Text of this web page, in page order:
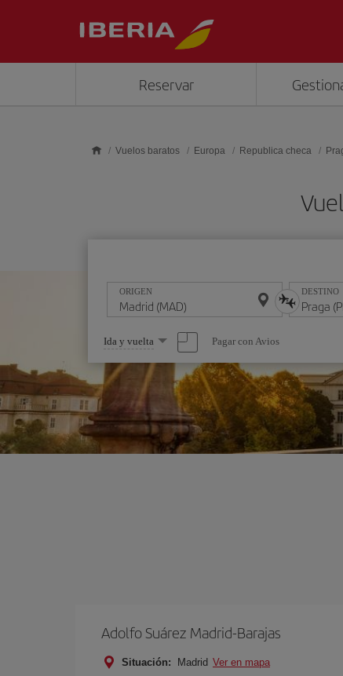
Reservar
Vuelos baratos Europa Republica checa
ORIGEN DESTINO
Seleccione
una
opción
Ida y vuelta Pagar con Avios
Adolfo Suárez Madrid-Barajas
Situación: Madrid Ver en mapa